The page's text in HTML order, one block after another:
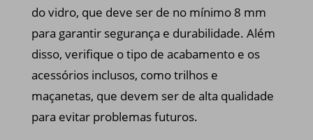
do vidro, que deve ser de no mínimo 8 mm
para garantir segurança e durabilidade. Além
disso, verifique o tipo de acabamento e os
acessórios inclusos, como trilhos e
maçanetas, que devem ser de alta qualidade
para evitar problemas futuros.